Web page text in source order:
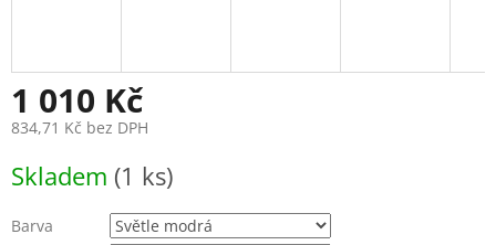
1 010 Kč
834,71 Kč bez DPH
cena:
Skladem (1 ks)
Barva